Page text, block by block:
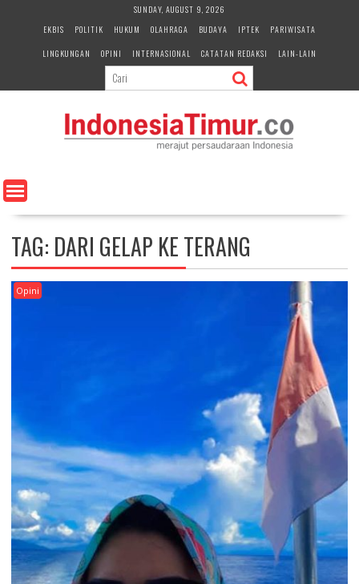
e
n
SUNDAY, AUGUST 9, 2026
EKBIS
POLITIK HUKUM OLAHRAGA BUDAYA IPTEK
PARIWISATA
LINGKUNGAN
OPINI INTERNASIONAL CATATAN REDAKSI LAIN-LAIN
TAG: DARI GELAP KE TERANG
Opini